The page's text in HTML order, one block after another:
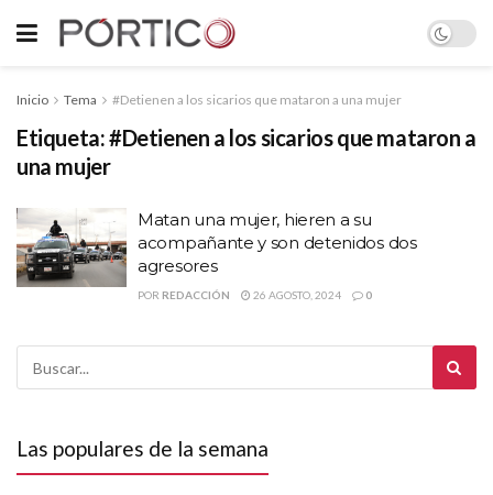
Inicio Tema #Detienen a los sicarios que mataron a una mujer
Etiqueta:#Detienen a los sicarios que mataron a
una mujer
Matan una mujer, hieren a su
acompañante y son detenidos dos
agresores
POR REDACCIÓN 26 AGOSTO, 2024 0
Las populares de la semana